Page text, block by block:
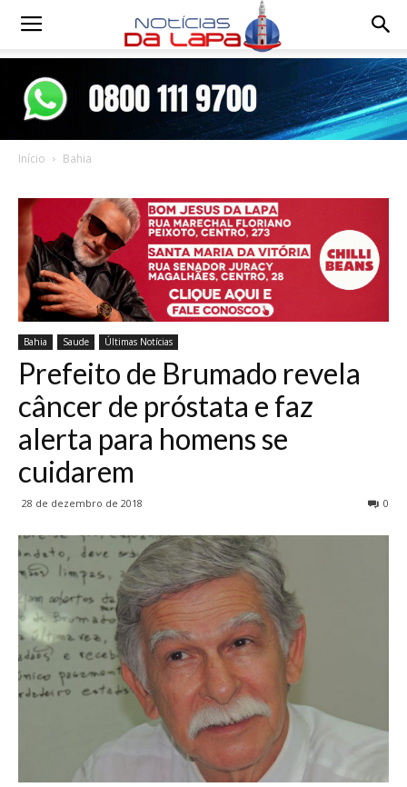
Notícias
Início Bahia
Bahia Saude Últimas Notícias
Prefeito de Brumado revela
câncer de próstata e faz
alerta para homens se
cuidarem
28 de dezembro de 2018 0